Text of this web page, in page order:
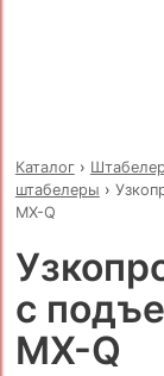
Каталог›
штабелеры ›
MX-Q
с
MX-Q